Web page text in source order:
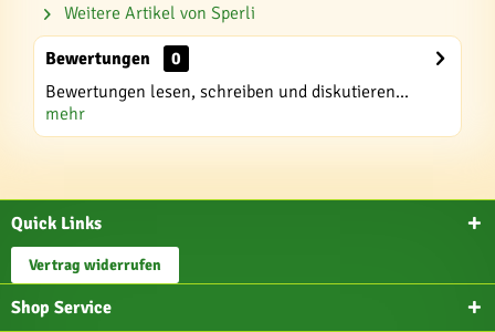
Weitere Artikel von Sperli
Bewertungen
0
Bewertungen lesen, schreiben und diskutieren...
mehr
Quick Links
Vertrag widerrufen
Shop Service